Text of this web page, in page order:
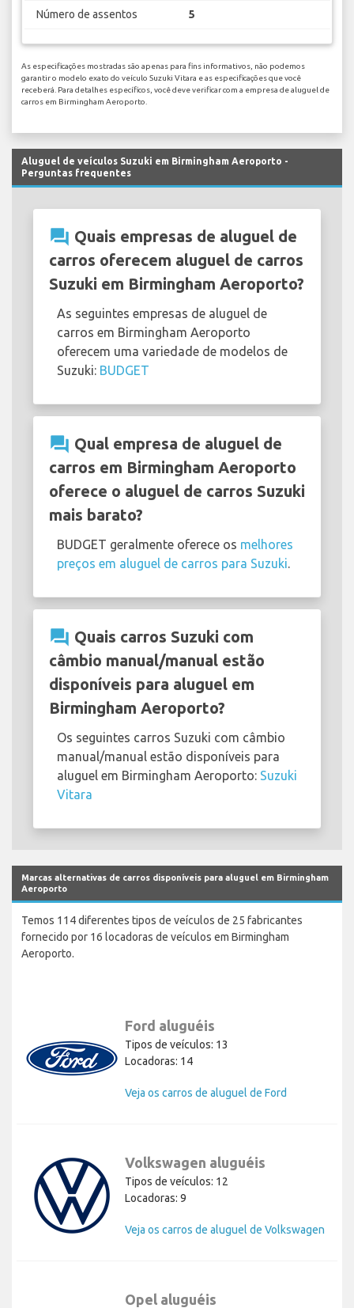
Número de assentos 5
As especificações mostradas são apenas para fins informativos, não podemos
garantir o modelo exato do veículo Suzuki Vitara e as especificações que você
receberá. Para detalhes específicos, você deve verificar com a empresa de aluguel de
carros em Birmingham Aeroporto.
Aluguel de veículos Suzuki em Birmingham Aeroporto -
Perguntas frequentes
question_answer Quais empresas de aluguel de
carros oferecem aluguel de carros
Suzuki em Birmingham Aeroporto?
As seguintes empresas de aluguel de
carros em Birmingham Aeroporto
oferecem uma variedade de modelos de
Suzuki: BUDGET
question_answer Qual empresa de aluguel de
carros em Birmingham Aeroporto
oferece o aluguel de carros Suzuki
mais barato?
BUDGET geralmente oferece os melhores
preços em aluguel de carros para Suzuki
question_answer Quais carros Suzuki com
câmbio manual/manual estão
disponíveis para aluguel em
Birmingham Aeroporto?
Os seguintes carros Suzuki com câmbio
manual/manual estão disponíveis para
aluguel em Birmingham Aeroporto: Suzuki
Vitara
Marcas alternativas de carros disponíveis para aluguel em Birmingham
Aeroporto
Temos 114 diferentes tipos de veículos de 25 fabricantes
fornecido por 16 locadoras de veículos em Birmingham
Aeroporto.
Ford aluguéis
Tipos de veículos: 13
Locadoras: 14
Veja os carros de aluguel de Ford
Volkswagen aluguéis
Tipos de veículos: 12
Locadoras: 9
Veja os carros de aluguel de Volkswagen
Opel aluguéis